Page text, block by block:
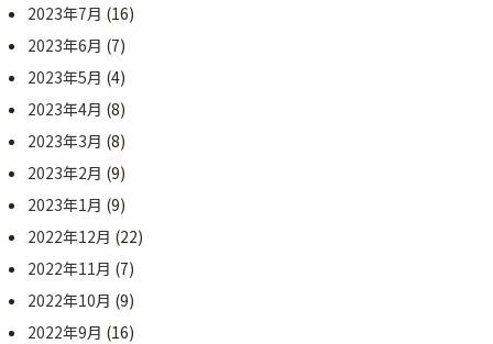
2023年7月 (16)
2023年6月 (7)
2023年5月 (4)
2023年4月 (8)
2023年3月 (8)
2023年2月 (9)
2023年1月 (9)
2022年12月 (22)
2022年11月 (7)
2022年10月 (9)
2022年9月 (16)